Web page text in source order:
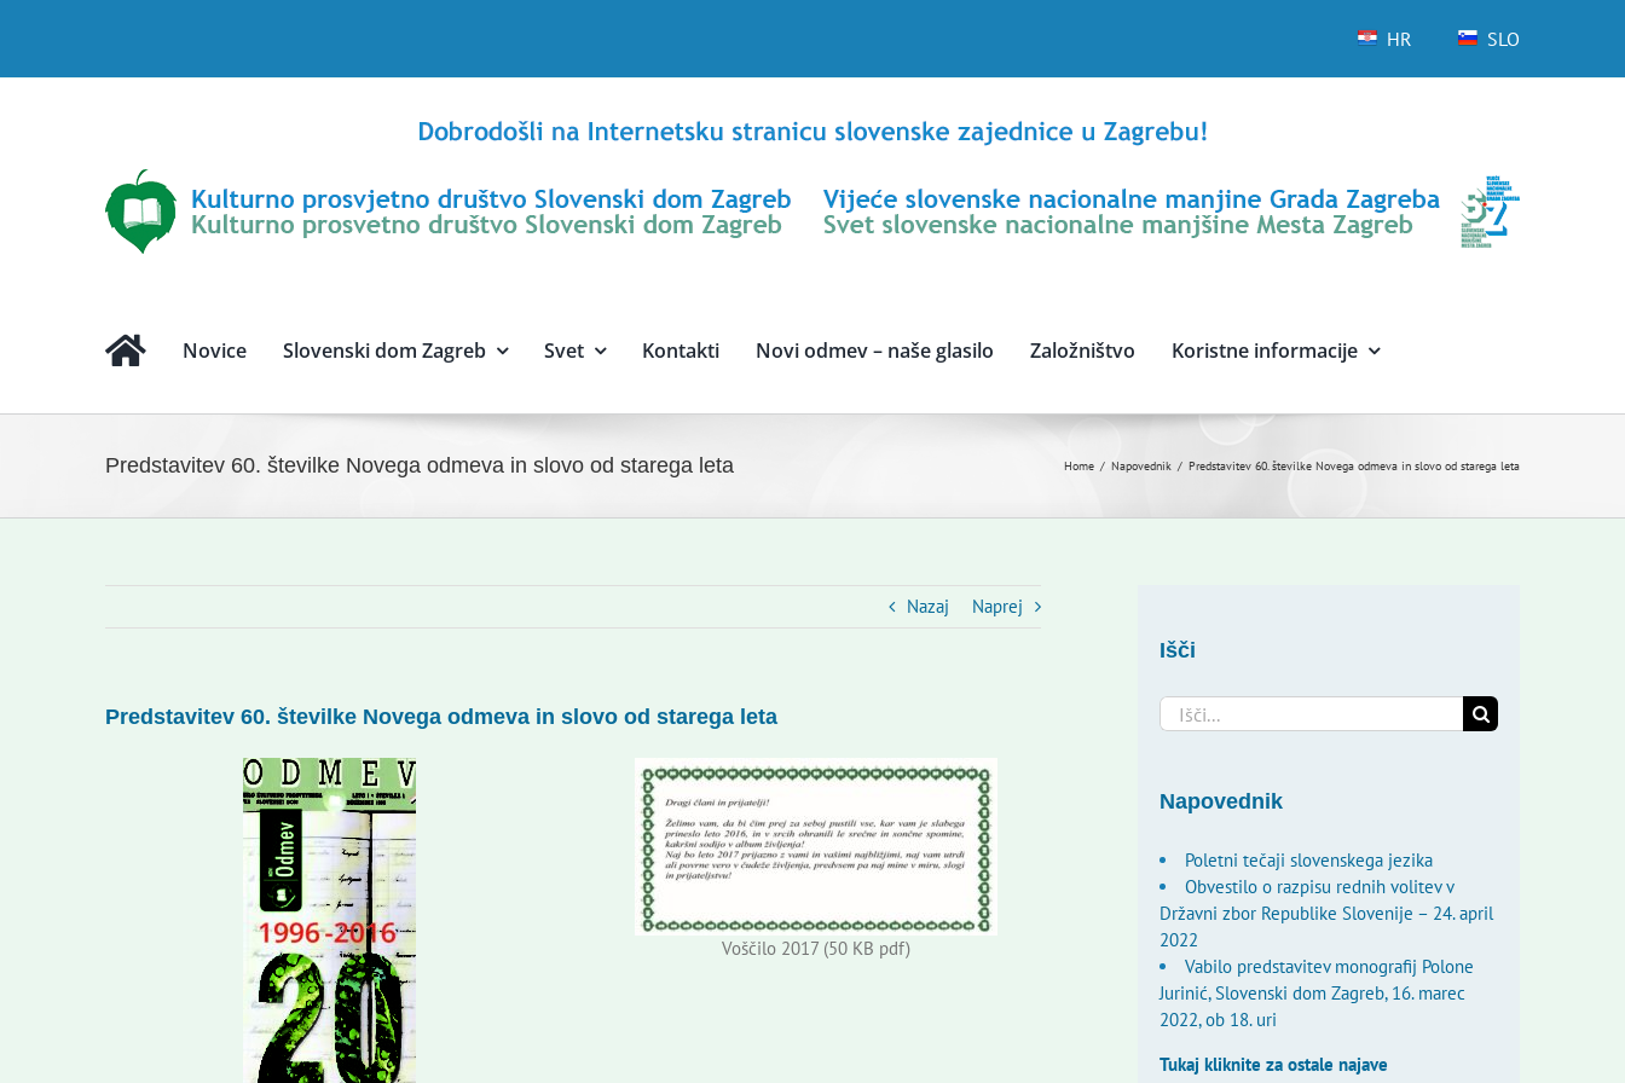
HR SLO
Novice Slovenski dom Zagreb Svet Kontakti Novi odmev – naše glasilo Založništvo Koristne informacije
Predstavitev 60. številke Novega odmeva in slovo od starega leta Home Napovednik Predstavitev 60. številke Novega odmeva in slovo od starega leta
Nazaj Naprej
Predstavitev 60. številke Novega odmeva in slovo od starega leta
Voščilo 2017 (50 KB pdf)
Išči
Search
for:
Napovednik
Poletni tečaji slovenskega jezika
Obvestilo o razpisu rednih volitev v
Državni zbor Republike Slovenije – 24. april
2022
Vabilo predstavitev monografij Polone
Jurinić, Slovenski dom Zagreb, 16. marec
2022, ob 18. uri
Tukaj kliknite za ostale najave